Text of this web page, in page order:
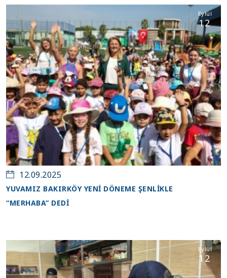
Eylül
12
12.09.2025
YUVAMIZ BAKIRKÖY YENİ DÖNEME ŞENLİKLE
“MERHABA” DEDİ
Eylül
12